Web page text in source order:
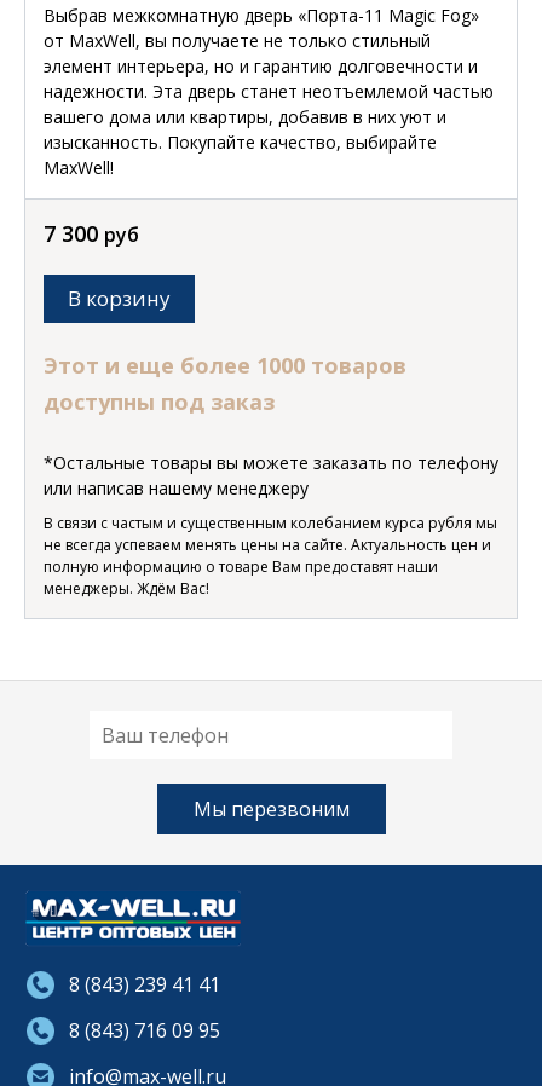
Выбрав межкомнатную дверь «Порта-11 Magic Fog»
от MaxWell, вы получаете не только стильный
элемент интерьера, но и гарантию долговечности и
надежности. Эта дверь станет неотъемлемой частью
вашего дома или квартиры, добавив в них уют и
изысканность. Покупайте качество, выбирайте
MaxWell!
7 300 руб
В корзину
Этот и еще более 1000 товаров
доступны под заказ
*Остальные товары вы можете заказать по телефону
или написав нашему менеджеру
В связи с частым и существенным колебанием курса рубля мы
не всегда успеваем менять цены на сайте. Актуальность цен и
полную информацию о товаре Вам предоставят наши
менеджеры. Ждём Вас!
8 (843) 239 41 41
8 (843) 716 09 95
info@max-well.ru